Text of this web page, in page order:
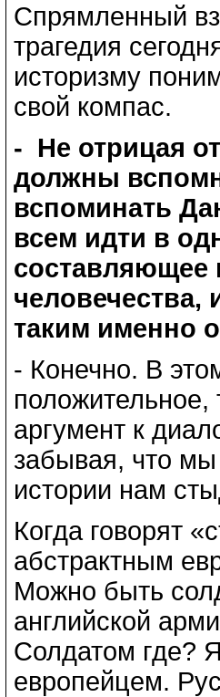
Спрямленный
трагедия
историзму
свой компас.
- Не отрицая
должны
вспоминать
всем идти в
составляющее
человечества,
таким именно
- Конечно. В
положительное,
аргумент к
забывая, что мы
истории нам
Когда говорят
абстрактным
Можно быть
английской
Солдатом где?
европейцем.